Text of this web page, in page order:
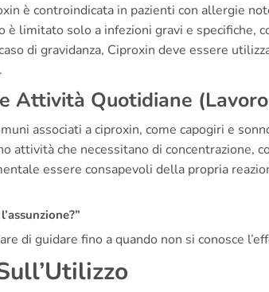
è controindicata in pazienti con allergie
è limitato solo a infezioni gravi e specifiche,
di gravidanza, Ciproxin deve essere
Attività Quotidiane
associati a ciproxin, come capogiri e
attività che necessitano di concentrazione,
essere consapevoli della propria
di guidare fino a quando non si conosce